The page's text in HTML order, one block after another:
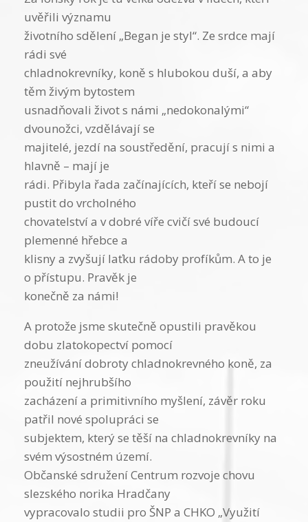
uvěřili významu
životního sdělení „Began je styl“. Ze srdce mají
rádi své
chladnokrevníky, koně s hlubokou duší, a aby
těm živým bytostem
usnadňovali život s námi „nedokonalými“
dvounožci, vzdělávají se
majitelé, jezdí na soustředění, pracují s nimi a
hlavně – mají je
rádi. Přibyla řada začínajících, kteří se nebojí
pustit do vrcholného
chovatelství a v dobré víře cvičí své budoucí
plemenné hřebce a
klisny a zvyšují laťku rádoby profíkům. A to je
o přístupu. Pravěk je
konečně za námi!
A protože jsme skutečně opustili pravěkou
dobu zlatokopectví pomocí
zneužívání dobroty chladnokrevného koně, za
použití nejhrubšího
zacházení a primitivního myšlení, závěr roku
patřil nové spolupráci se
subjektem, který se těší na chladnokrevníky na
svém výsostném území.
Občanské sdružení Centrum rozvoje chovu
slezského norika Hradčany
vypracovalo studii pro ŠNP a CHKO „Využití